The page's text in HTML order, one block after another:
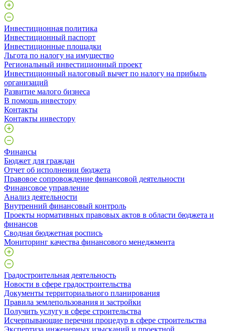
Инвестиционная политика
Инвестиционный паспорт
Инвестиционные площадки
Льгота по налогу на имущество
Региональный инвестиционный проект
Инвестиционный налоговый вычет по налогу на прибыль
организаций
Развитие малого бизнеса
В помощь инвестору
Контакты
Контакты инвестору
Финансы
Бюджет для граждан
Отчет об исполнении бюджета
Правовое сопровождение финансовой деятельности
Финансовое управление
Анализ деятельности
Внутренний финансовый контроль
Проекты нормативных правовых актов в области бюджета и
финансов
Сводная бюджетная роспись
Мониторинг качества финансового менеджмента
Градостроительная деятельность
Новости в сфере градостроительства
Документы территориального планирования
Правила землепользования и застройки
Получить услугу в сфере строительства
Исчерпывающие перечни процедур в сфере строительства
Экспертиза инженерных изысканий и проектной